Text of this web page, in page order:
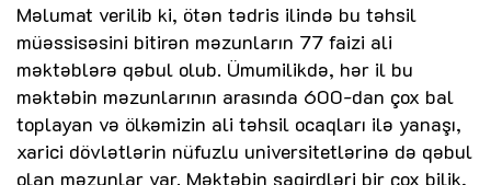
Məlumat verilib ki, ötən tədris ilində bu təhsil
müəssisəsini bitirən məzunların 77 faizi ali
məktəblərə qəbul olub. Ümumilikdə, hər il bu
məktəbin məzunlarının arasında 600-dan çox bal
toplayan və ölkəmizin ali təhsil ocaqları ilə yanaşı,
xarici dövlətlərin nüfuzlu universitetlərinə də qəbul
olan məzunlar var. Məktəbin şagirdləri bir çox bilik,